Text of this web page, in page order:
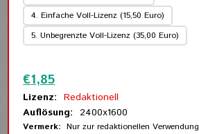
4. Einfache Voll-Lizenz (15,50 Euro)
5. Unbegrenzte Voll-Lizenz (35,00 Euro)
€1,85
Lizenz: Redaktionell
Auflösung: 2400x1600
Vermerk: Nur zur redaktionellen Verwendung